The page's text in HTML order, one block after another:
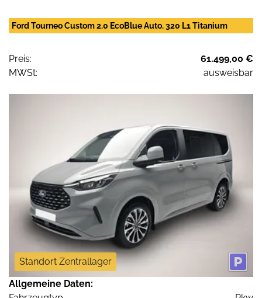
Ford Tourneo Custom 2.0 EcoBlue Auto. 320 L1 Titanium
Preis:
61.499,00 €
MWSt:
ausweisbar
Standort Zentrallager
Allgemeine Daten: